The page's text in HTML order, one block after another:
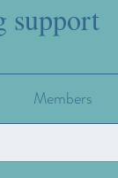
support
Members